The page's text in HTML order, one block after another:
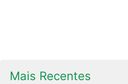
Mais Recentes